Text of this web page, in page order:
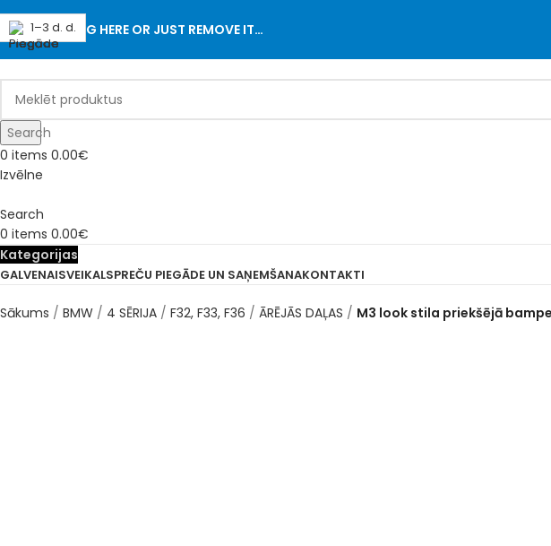
ADD ANYTHING HERE OR JUST REMOVE IT…
Search
0 items 0.00€
Izvēlne
Search
0 items 0.00€
Kategorijas
GALVENAISVEIKALSPREČU PIEGĀDE UN SAŅEMŠANAKONTAKTI
Sākums BMW 4 SĒRIJA F32, F33, F36 ĀRĒJĀS DAĻAS M3 look stila priekšējā
1–3 d. d.
1–3 d. d.
1–3 d. d.
1–3 d. d.
1–3 d. d.
1–3 d. d.
1–3 d. d.
1–3 d. d.